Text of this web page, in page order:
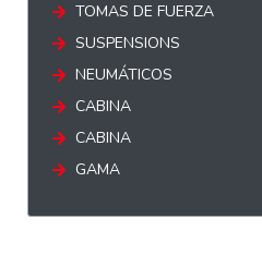
TOMAS DE FUERZA
SUSPENSIONS
NEUMÁTICOS
CABINA
CABINA
GAMA